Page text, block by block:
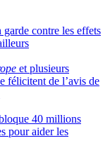
garde contre les effets
et plusieurs
félicitent de l’avis de
40 millions
pour aider les